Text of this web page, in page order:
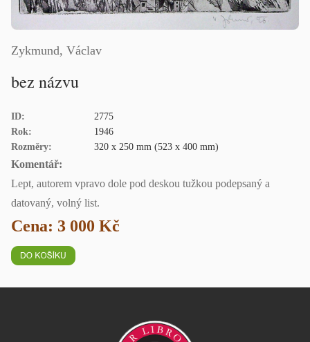
Zykmund, Václav
bez názvu
ID:
2775
Rok:
1946
Rozměry:
320 x 250 mm (523 x 400 mm)
Komentář:
Lept, autorem vpravo dole pod deskou tužkou podepsaný a
datovaný, volný list.
Cena: 3 000 Kč